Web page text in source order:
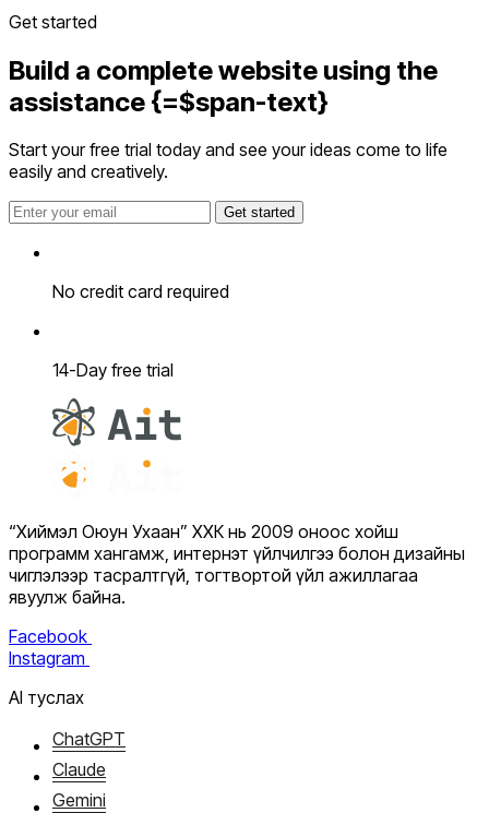
Get started
Build a complete website using the
assistance {=$span-text}
Start your free trial today and see your ideas come to life
easily and creatively.
Get started
No credit card required
14-Day free trial
“Хиймэл Оюун Ухаан” ХХК нь 2009 оноос хойш
программ хангамж, интернэт үйлчилгээ болон дизайны
чиглэлээр тасралтгүй, тогтвортой үйл ажиллагаа
явуулж байна.
Facebook
Instagram
AI туслах
ChatGPT
Claude
Gemini